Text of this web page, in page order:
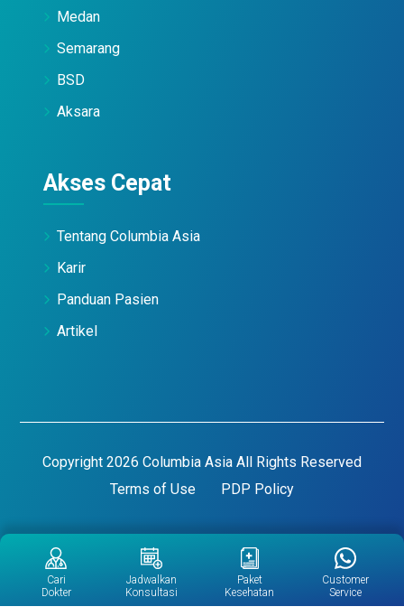
Medan
Semarang
BSD
Aksara
Akses Cepat
Tentang Columbia Asia
Karir
Panduan Pasien
Artikel
Copyright 2026 Columbia Asia All Rights Reserved
Terms of Use
PDP Policy
Cari
Dokter
Jadwalkan
Konsultasi
Paket
Kesehatan
Customer
Service